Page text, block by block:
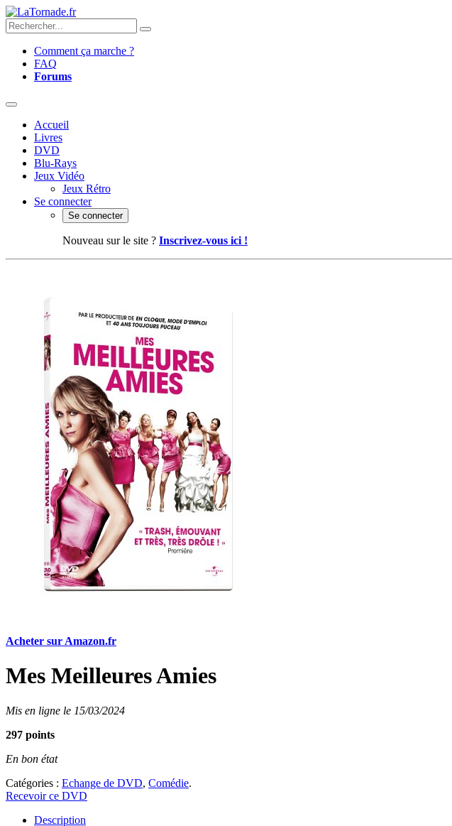
Comment ça marche ?
FAQ
Forums
Accueil
Livres
DVD
Blu-Rays
Jeux Vidéo
Jeux Rétro
Se connecter
Se connecter
Nouveau sur le site ? Inscrivez-vous ici !
Acheter sur Amazon.fr
Mes Meilleures Amies
Mis en ligne le 15/03/2024
297 points
En bon état
Catégories : Echange de DVD, Comédie.
Recevoir ce DVD
Description